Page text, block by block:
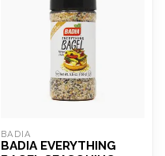
BADIA
BADIA EVERYTHING